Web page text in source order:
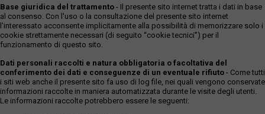
Base giuridica del trattamento - Il presente sito internet tratta i dati in base
al consenso. Con l'uso o la consultazione del presente sito internet
l’interessato acconsente implicitamente alla possibilità di memorizzare solo i
cookie strettamente necessari (di seguito “cookie tecnici”) per il
funzionamento di questo sito.
Dati personali raccolti e natura obbligatoria o facoltativa del
conferimento dei dati e conseguenze di un eventuale rifiuto - Come tutti
i siti web anche il presente sito fa uso di log file, nei quali vengono conservate
informazioni raccolte in maniera automatizzata durante le visite degli utenti.
Le informazioni raccolte potrebbero essere le seguenti: